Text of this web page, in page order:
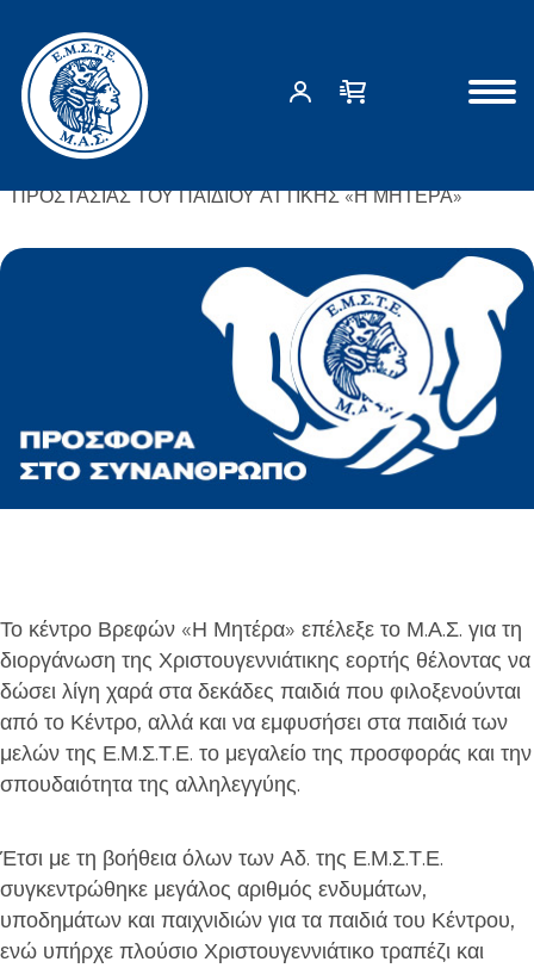
Αρχική σελίδα
ΧΡΙΣΤΟΥΓΕΝΝΑ ΜΕ ΤΑ ΠΑΙΔΙΑ ΤΟΥ ΚΕΝΤΡΟΥ
ΠΡΟΣΤΑΣΙΑΣ ΤΟΥ ΠΑΙΔΙΟΥ ΑΤΤΙΚΗΣ «Η ΜΗΤΕΡΑ»
Το κέντρο Βρεφών «Η Μητέρα» επέλεξε το Μ.Α.Σ. για τη
διοργάνωση της Χριστουγεννιάτικης εορτής θέλοντας να
δώσει λίγη χαρά στα δεκάδες παιδιά που φιλοξενούνται
από το Κέντρο, αλλά και να εμφυσήσει στα παιδιά των
μελών της Ε.Μ.Σ.Τ.Ε. το μεγαλείο της προσφοράς και την
σπουδαιότητα της αλληλεγγύης.
Έτσι με τη βοήθεια όλων των Αδ. της Ε.Μ.Σ.Τ.Ε.
συγκεντρώθηκε μεγάλος αριθμός ενδυμάτων,
υποδημάτων και παιχνιδιών για τα παιδιά του Κέντρου,
ενώ υπήρχε πλούσιο Χριστουγεννιάτικο τραπέζι και